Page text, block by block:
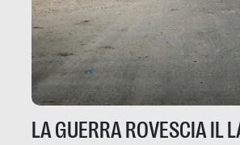
LA GUERRA ROVESCIA IL